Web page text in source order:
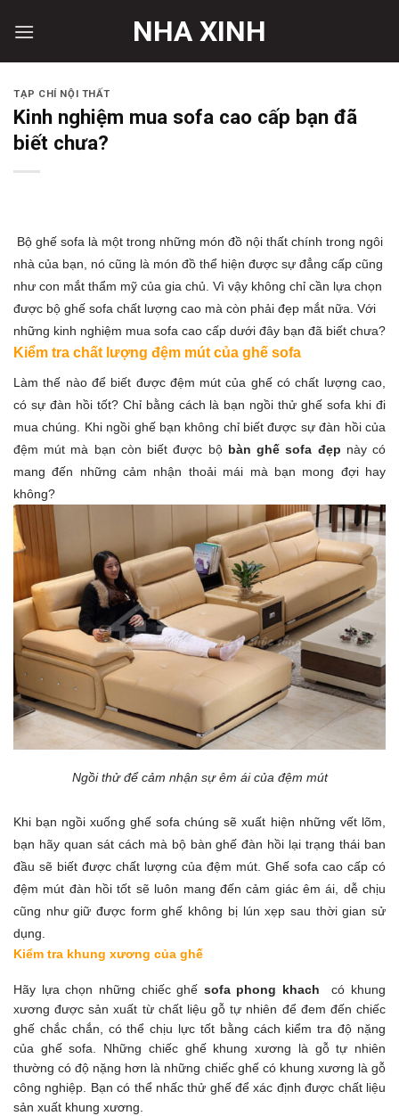
NHA XINH
TẠP CHÍ NỘI THẤT
Kinh nghiệm mua sofa cao cấp bạn đã
biết chưa?
Bộ ghế sofa là một trong những món đồ nội thất chính trong ngôi
nhà của bạn, nó cũng là món đồ thể hiện được sự đẳng cấp cũng
như con mắt thẩm mỹ của gia chủ. Vì vậy không chỉ cần lựa chọn
được bộ ghế sofa chất lượng cao mà còn phải đẹp mắt nữa. Với
những kinh nghiệm mua sofa cao cấp dưới đây bạn đã biết chưa?
Kiểm tra chất lượng đệm mút của ghế sofa
Làm thế nào để biết được đệm mút của ghế có chất lượng cao,
có sự đàn hồi tốt? Chỉ bằng cách là bạn ngồi thử ghế sofa khi đi
mua chúng. Khi ngồi ghế bạn không chỉ biết được sự đàn hồi của
đệm mút mà bạn còn biết được bộ bàn ghế sofa đẹp này có
mang đến những cảm nhận thoải mái mà bạn mong đợi hay
không?
Ngồi thử để cảm nhận sự êm ái của đệm mút
Khi bạn ngồi xuống ghế sofa chúng sẽ xuất hiện những vết lõm,
bạn hãy quan sát cách mà bộ bàn ghế đàn hồi lại trạng thái ban
đầu sẽ biết được chất lượng của đệm mút. Ghế sofa cao cấp có
đệm mút đàn hồi tốt sẽ luôn mang đến cảm giác êm ái, dễ chịu
cũng như giữ được form ghế không bị lún xẹp sau thời gian sử
dụng.
Kiểm tra khung xương của ghế
Hãy lựa chọn những chiếc ghế sofa phong khach
có khung
xương được sản xuất từ chất liệu gỗ tự nhiên để đem đến chiếc
ghế chắc chắn, có thể chịu lực tốt bằng cách kiểm tra độ nặng
của ghế sofa. Những chiếc ghế khung xương là gỗ tự nhiên
thường có độ nặng hơn là những chiếc ghế có khung xương là gỗ
công nghiệp. Bạn có thể nhấc thử ghế để xác định được chất liệu
sản xuất khung xương.